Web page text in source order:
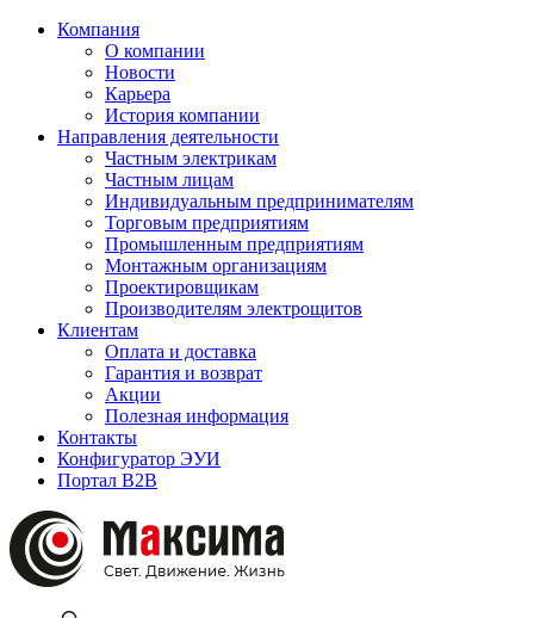
Компания
О компании
Новости
Карьера
История компании
Направления деятельности
Частным электрикам
Частным лицам
Индивидуальным предпринимателям
Торговым предприятиям
Промышленным предприятиям
Монтажным организациям
Проектировщикам
Производителям электрощитов
Клиентам
Оплата и доставка
Гарантия и возврат
Акции
Полезная информация
Контакты
Конфигуратор ЭУИ
Портал B2B